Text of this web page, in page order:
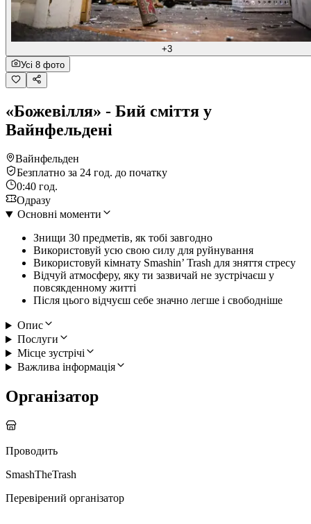
+3
Усі 8 фото
«Божевілля» - Бий сміття у
Вайнфельдені
Вайнфельден
Безплатно за 24 год. до початку
0:40 год.
Одразу
Основні моменти
Знищи 30 предметів, як тобі завгодно
Використовуй усю свою силу для руйнування
Використовуй кімнату Smashin’ Trash для зняття стресу
Відчуй атмосферу, яку ти зазвичай не зустрічаєш у
повсякденному житті
Після цього відчуєш себе значно легше і свободніше
Опис
Послуги
Місце зустрічі
Важлива інформація
Організатор
Проводить
SmashTheTrash
Перевірений організатор